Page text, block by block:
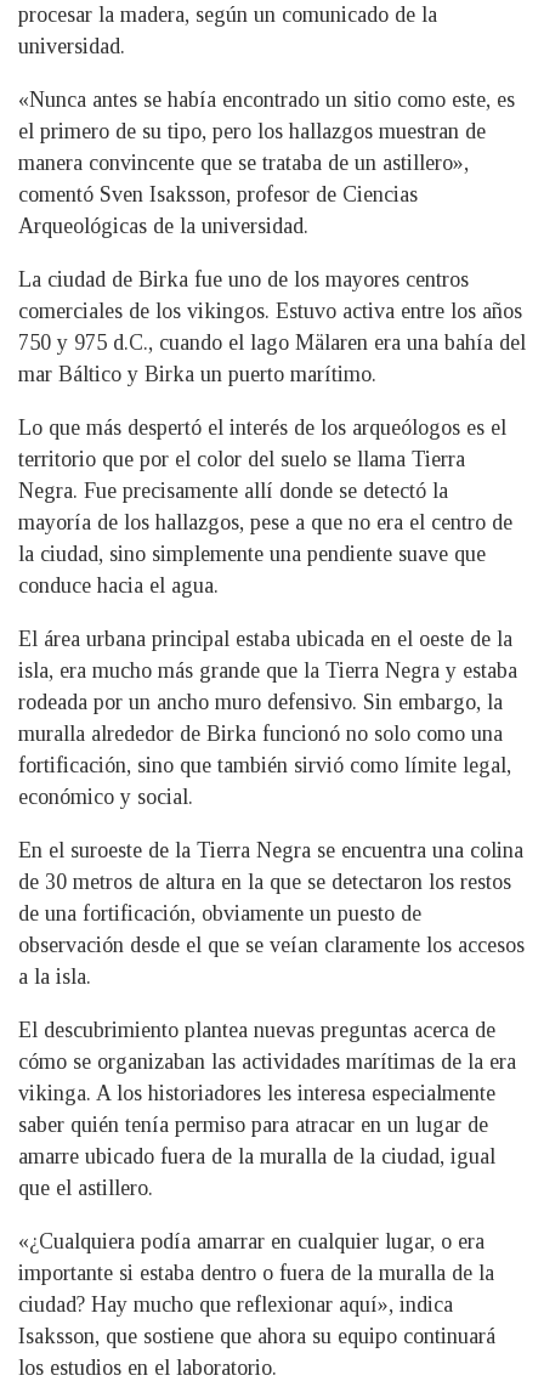
procesar la madera, según un comunicado de la
universidad.
«Nunca antes se había encontrado un sitio como este, es
el primero de su tipo, pero los hallazgos muestran de
manera convincente que se trataba de un astillero»,
comentó Sven Isaksson, profesor de Ciencias
Arqueológicas de la universidad.
La ciudad de Birka fue uno de los mayores centros
comerciales de los vikingos. Estuvo activa entre los años
750 y 975 d.C., cuando el lago Mälaren era una bahía del
mar Báltico y Birka un puerto marítimo.
Lo que más despertó el interés de los arqueólogos es el
territorio que por el color del suelo se llama Tierra
Negra. Fue precisamente allí donde se detectó la
mayoría de los hallazgos, pese a que no era el centro de
la ciudad, sino simplemente una pendiente suave que
conduce hacia el agua.
El área urbana principal estaba ubicada en el oeste de la
isla, era mucho más grande que la Tierra Negra y estaba
rodeada por un ancho muro defensivo. Sin embargo, la
muralla alrededor de Birka funcionó no solo como una
fortificación, sino que también sirvió como límite legal,
económico y social.
En el suroeste de la Tierra Negra se encuentra una colina
de 30 metros de altura en la que se detectaron los restos
de una fortificación, obviamente un puesto de
observación desde el que se veían claramente los accesos
a la isla.
El descubrimiento plantea nuevas preguntas acerca de
cómo se organizaban las actividades marítimas de la era
vikinga. A los historiadores les interesa especialmente
saber quién tenía permiso para atracar en un lugar de
amarre ubicado fuera de la muralla de la ciudad, igual
que el astillero.
«¿Cualquiera podía amarrar en cualquier lugar, o era
importante si estaba dentro o fuera de la muralla de la
ciudad? Hay mucho que reflexionar aquí», indica
Isaksson, que sostiene que ahora su equipo continuará
los estudios en el laboratorio.